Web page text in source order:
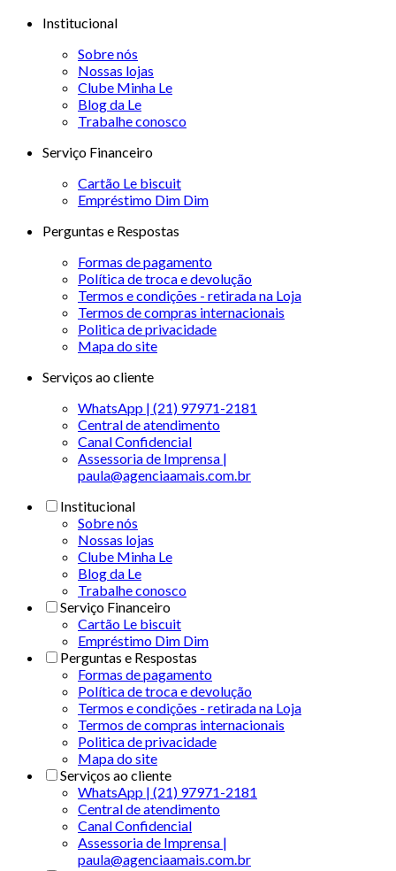
Institucional
Sobre nós
Nossas lojas
Clube Minha Le
Blog da Le
Trabalhe conosco
Serviço Financeiro
Cartão Le biscuit
Empréstimo Dim Dim
Perguntas e Respostas
Formas de pagamento
Política de troca e devolução
Termos e condições - retirada na Loja
Termos de compras internacionais
Politica de privacidade
Mapa do site
Serviços ao cliente
WhatsApp | (21) 97971-2181
Central de atendimento
Canal Confidencial
Assessoria de Imprensa |
paula@agenciaamais.com.br
Institucional
Sobre nós
Nossas lojas
Clube Minha Le
Blog da Le
Trabalhe conosco
Serviço Financeiro
Cartão Le biscuit
Empréstimo Dim Dim
Perguntas e Respostas
Formas de pagamento
Política de troca e devolução
Termos e condições - retirada na Loja
Termos de compras internacionais
Politica de privacidade
Mapa do site
Serviços ao cliente
WhatsApp | (21) 97971-2181
Central de atendimento
Canal Confidencial
Assessoria de Imprensa |
paula@agenciaamais.com.br